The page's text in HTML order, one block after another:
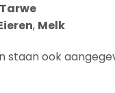
Tarwe
, Melk
staan ook